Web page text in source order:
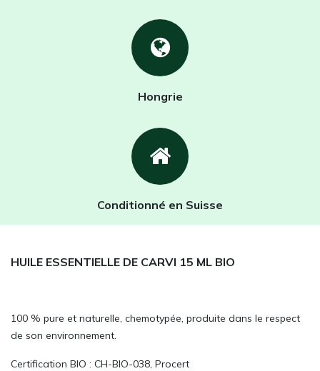
Hongrie
Conditionné en Suisse
HUILE ESSENTIELLE DE CARVI 15 ML BIO
100 % pure et naturelle, chemotypée, produite dans le respect
de son environnement.
Certification BIO : CH-BIO-038, Procert